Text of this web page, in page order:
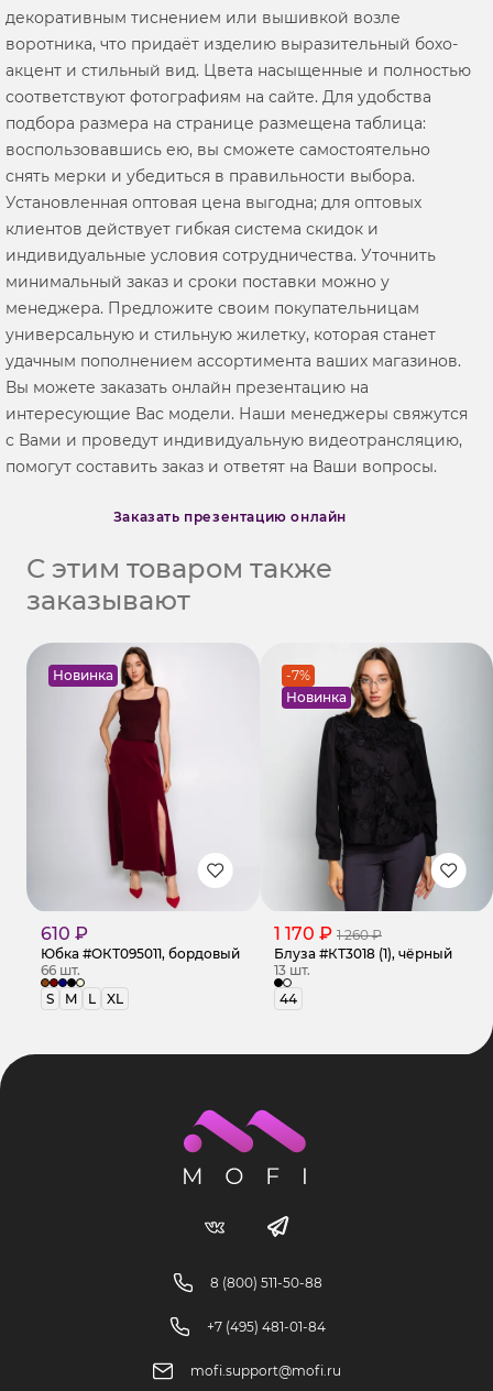
декоративным тиснением или вышивкой возле
воротника, что придаёт изделию выразительный бохо-
акцент и стильный вид. Цвета насыщенные и полностью
соответствуют фотографиям на сайте. Для удобства
подбора размера на странице размещена таблица:
воспользовавшись ею, вы сможете самостоятельно
снять мерки и убедиться в правильности выбора.
Установленная оптовая цена выгодна; для оптовых
клиентов действует гибкая система скидок и
индивидуальные условия сотрудничества. Уточнить
минимальный заказ и сроки поставки можно у
менеджера. Предложите своим покупательницам
универсальную и стильную жилетку, которая станет
удачным пополнением ассортимента ваших магазинов.
Вы можете заказать онлайн презентацию на
интересующие Вас модели. Наши менеджеры свяжутся
с Вами и проведут индивидуальную видеотрансляцию,
помогут составить заказ и ответят на Ваши вопросы.
Заказать презентацию онлайн
С этим товаром также
заказывают
Новинка
610 ₽
Юбка #ОКТ095011, бордовый
66 шт.
S
M L XL
-7%
Новинка
1 170 ₽ 1 260 ₽
Блуза #КТ3018 (1), чёрный
13 шт.
44
8 (800) 511-50-88
+7 (495) 481-01-84
mofi.support@mofi.ru